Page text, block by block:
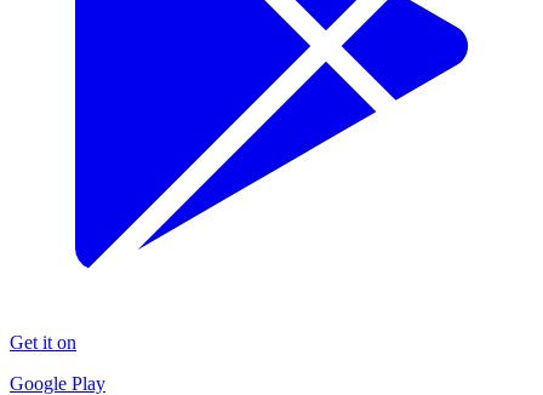
Get it on
Google Play